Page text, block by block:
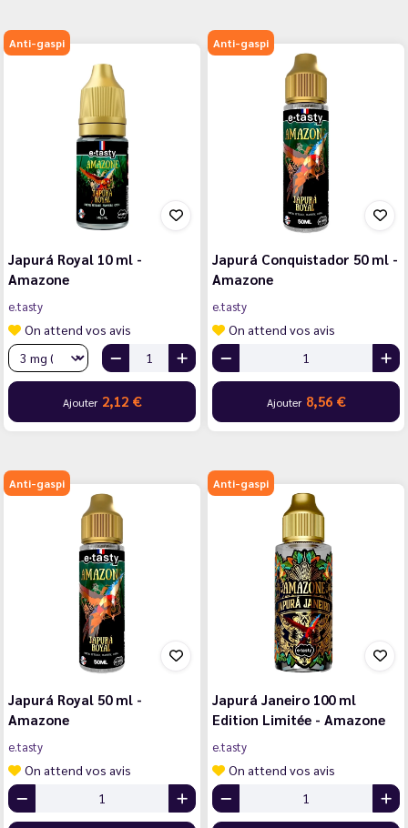
Anti-gaspi
Japurá Royal 10 ml -
Amazone
e.tasty
On attend vos avis
Ajouter 2,12 €
Anti-gaspi
Japurá Conquistador 50 ml -
Amazone
e.tasty
On attend vos avis
Ajouter 8,56 €
Anti-gaspi
Japurá Royal 50 ml -
Amazone
e.tasty
On attend vos avis
Anti-gaspi
Japurá Janeiro 100 ml
Edition Limitée - Amazone
e.tasty
On attend vos avis